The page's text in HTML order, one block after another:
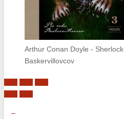
Arthur Conan Doyle -
Baskervillovcov